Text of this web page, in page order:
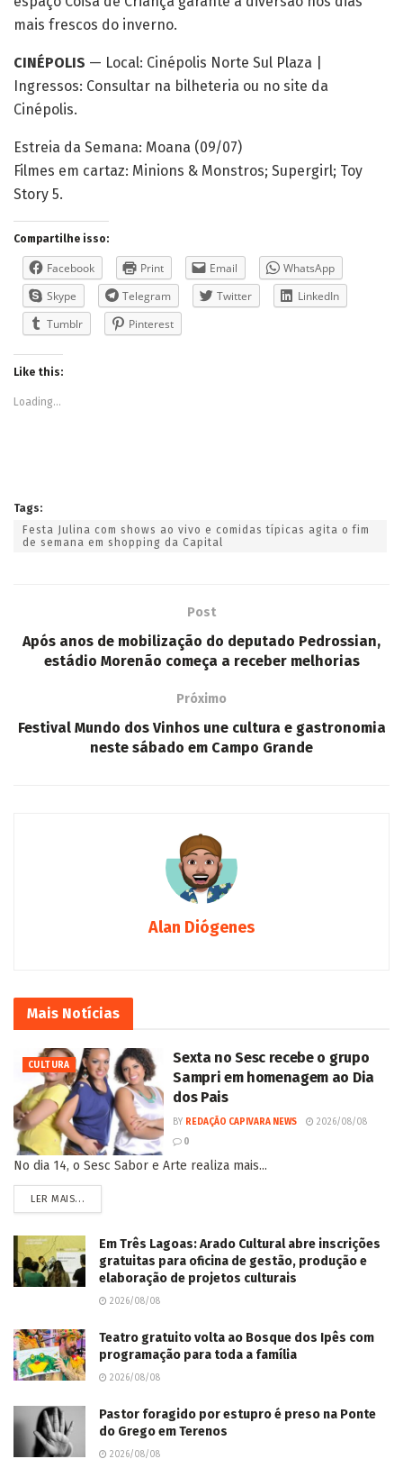
mais frescos do inverno.
CINÉPOLIS — Local: Cinépolis Norte Sul Plaza |
Ingressos: Consultar na bilheteria ou no site da
Cinépolis.
Estreia da Semana: Moana (09/07)
Filmes em cartaz: Minions & Monstros; Supergirl; Toy
Story 5.
Compartilhe isso:
Facebook Print Email
WhatsApp
Skype
Telegram Twitter
LinkedIn
Tumblr
Pinterest
Like this:
Loading...
Tags:
Festa Julina com shows ao vivo e comidas típicas agita o fim
de semana em shopping da Capital
Post
Após anos de mobilização do deputado Pedrossian,
estádio Morenão começa a receber melhorias
Próximo
Festival Mundo dos Vinhos une cultura e gastronomia
neste sábado em Campo Grande
Alan Diógenes
Mais Notícias
CULTURA
Sexta no Sesc recebe o grupo
Sampri em homenagem ao Dia
dos Pais
BY REDAÇÃO CAPIVARA NEWS
2026/08/08
0
No dia 14, o Sesc Sabor e Arte realiza mais...
LER MAIS...
Em Três Lagoas: Arado Cultural abre inscrições
gratuitas para oficina de gestão, produção e
elaboração de projetos culturais
2026/08/08
Teatro gratuito volta ao Bosque dos Ipês com
programação para toda a família
2026/08/08
Pastor foragido por estupro é preso na Ponte
do Grego em Terenos
2026/08/08